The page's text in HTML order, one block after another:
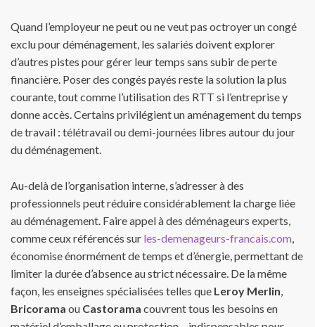
Quand l’employeur ne peut ou ne veut pas octroyer un congé
exclu pour déménagement, les salariés doivent explorer
d’autres pistes pour gérer leur temps sans subir de perte
financière. Poser des congés payés reste la solution la plus
courante, tout comme l’utilisation des RTT si l’entreprise y
donne accès. Certains privilégient un aménagement du temps
de travail : télétravail ou demi-journées libres autour du jour
du déménagement.
Au-delà de l’organisation interne, s’adresser à des
professionnels peut réduire considérablement la charge liée
au déménagement. Faire appel à des déménageurs experts,
comme ceux référencés sur les-demenageurs-francais.com,
économise énormément de temps et d’énergie, permettant de
limiter la durée d’absence au strict nécessaire. De la même
façon, les enseignes spécialisées telles que Leroy Merlin,
Bricorama ou Castorama couvrent tous les besoins en